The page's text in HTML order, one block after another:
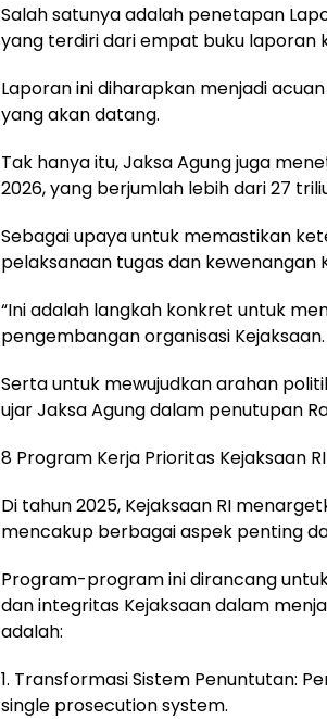
Salah satunya adalah penetapan
yang terdiri dari empat buku laporan
Laporan ini diharapkan menjadi
yang akan datang.
Tak hanya itu, Jaksa Agung juga
2026, yang berjumlah lebih dari 27
Sebagai upaya untuk memastikan
pelaksanaan tugas dan kewenangan
“Ini adalah langkah konkret untuk
pengembangan organisasi Kejaksaan.
Serta untuk mewujudkan arahan
ujar Jaksa Agung dalam penutupan
8 Program Kerja Prioritas Kejaksaan
Di tahun 2025, Kejaksaan RI
mencakup berbagai aspek penting
Program-program ini dirancang
dan integritas Kejaksaan dalam
adalah:
1. Transformasi Sistem Penuntutan:
single prosecution system.